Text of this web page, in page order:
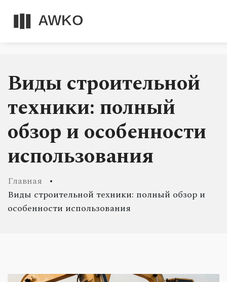
Виды строительной
техники: полный
обзор и особенности
использования
Главная
Виды строительной техники: полный обзор и
особенности использования